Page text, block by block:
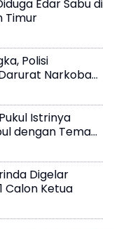
Edar Sabu di
Timur
Polisi
Narkoba
Istrinya
dengan Teman
Digelar
Calon Ketua